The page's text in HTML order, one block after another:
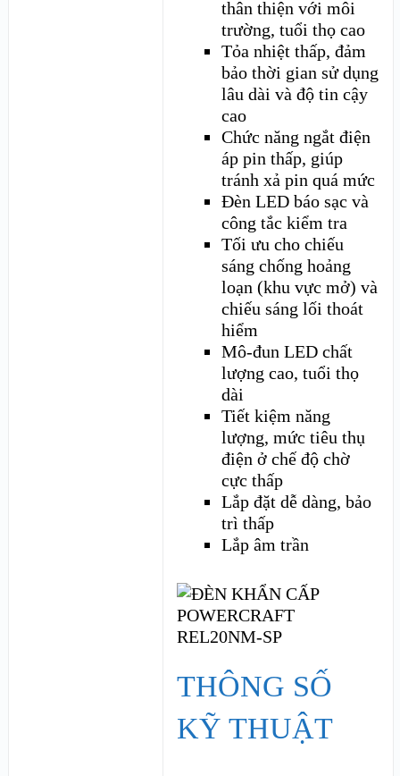
thân thiện với môi
trường, tuổi thọ cao
Tỏa nhiệt thấp, đảm
bảo thời gian sử dụng
lâu dài và độ tin cậy
cao
Chức năng ngắt điện
áp pin thấp, giúp
tránh xả pin quá mức
Đèn LED báo sạc và
công tắc kiểm tra
Tối ưu cho chiếu
sáng chống hoảng
loạn (khu vực mở) và
chiếu sáng lối thoát
hiểm
Mô-đun LED chất
lượng cao, tuổi thọ
dài
Tiết kiệm năng
lượng, mức tiêu thụ
điện ở chế độ chờ
cực thấp
Lắp đặt dễ dàng, bảo
trì thấp
Lắp âm trần
THÔNG SỐ
KỸ THUẬT